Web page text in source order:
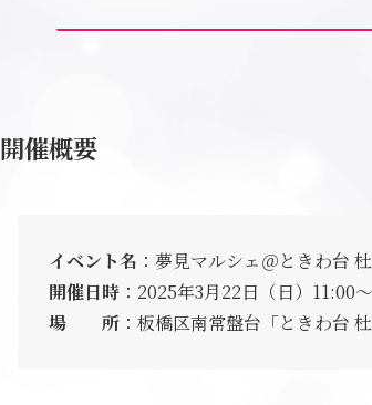
開催概要
イベント名 ：夢見マルシェ＠ときわ台
開催日時 ：2025年3月22日（日）11:00
場 所 ：板橋区南常盤台「ときわ台